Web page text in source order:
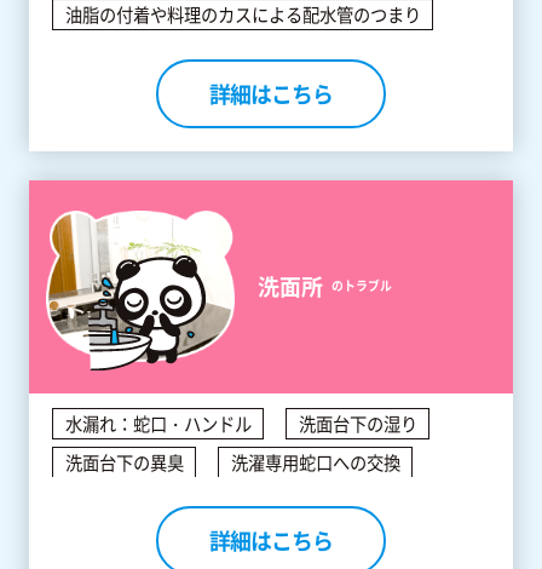
油脂の付着や料理のカスによる配水管のつまり
詳細はこちら
洗面所 のトラブル
水漏れ：蛇口・ハンドル
洗面台下の湿り
洗面台下の異臭
洗濯専用蛇口への交換
詳細はこちら